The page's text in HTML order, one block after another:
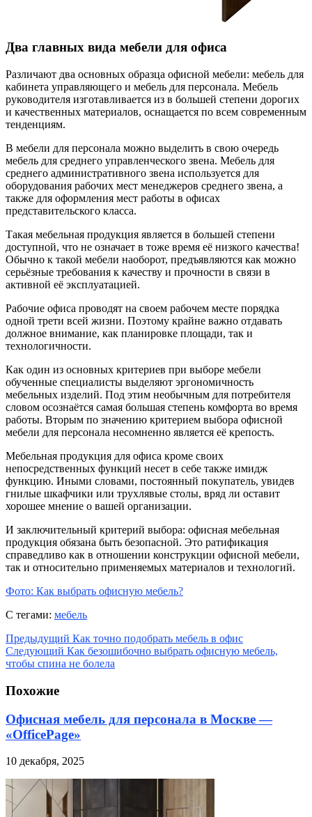
Два главных вида мебели для офиса
Различают два основных образца офисной мебели: мебель для
кабинета управляющего и мебель для персонала. Мебель
руководителя изготавливается из в большей степени дорогих
и качественных материалов, оснащается по всем современным
тенденциям.
В мебели для персонала можно выделить в свою очередь
мебель для среднего управленческого звена. Мебель для
среднего административного звена используется для
оборудования рабочих мест менеджеров среднего звена, а
также для оформления мест работы в офисах
представительского класса.
Такая мебельная продукция является в большей степени
доступной, что не означает в тоже время её низкого качества!
Обычно к такой мебели наоборот, предъявляются как можно
серьёзные требования к качеству и прочности в связи в
активной её эксплуатацией.
Рабочие офиса проводят на своем рабочем месте порядка
одной трети всей жизни. Поэтому крайне важно отдавать
должное внимание, как планировке площади, так и
технологичности.
Как один из основных критериев при выборе мебели
обученные специалисты выделяют эргономичность
мебельных изделий. Под этим необычным для потребителя
словом осознаётся самая большая степень комфорта во время
работы. Вторым по значению критерием выбора офисной
мебели для персонала несомненно является её крепость.
Мебельная продукция для офиса кроме своих
непосредственных функций несет в себе также имидж
функцию. Иными словами, постоянный покупатель, увидев
гнилые шкафчики или трухлявые столы, вряд ли оставит
хорошее мнение о вашей организации.
И заключительный критерий выбора: офисная мебельная
продукция обязана быть безопасной. Это ратификация
справедливо как в отношении конструкции офисной мебели,
так и относительно применяемых материалов и технологий.
Фото: Как выбрать офисную мебель?
С тегами: мебель
Предыдущий Как точно подобрать мебель в офис
Следующий Как безошибочно выбрать офисную мебель,
чтобы спина не болела
Похожие
Офисная мебель для персонала в Москве —
«OfficePage»
10 декабря, 2025